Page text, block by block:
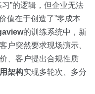
”的逻辑，但企业无法
值在于创造了”零成本
的训练系统中，新
户突然要求现场演示、
、客户提出合规性质
架构实现多轮次、多分